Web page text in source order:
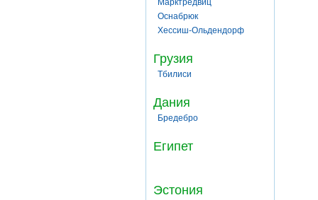
Марктредвиц
Оснабрюк
Хессиш-Ольдендорф
Грузия
Тбилиси
Дания
Бредебро
Египет
Эстония